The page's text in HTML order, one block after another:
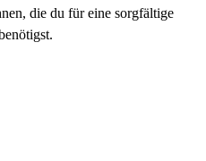
die du für eine sorgfältige